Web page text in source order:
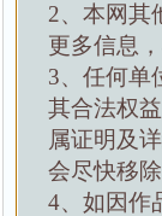
2、本网其
更多信息
3、任何单
其合法权
属证明及
会尽快移
4、如因作